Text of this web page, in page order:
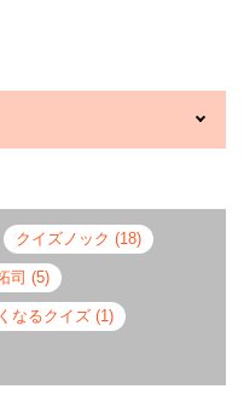
クイズノック (18)
司 (5)
なるクイズ (1)